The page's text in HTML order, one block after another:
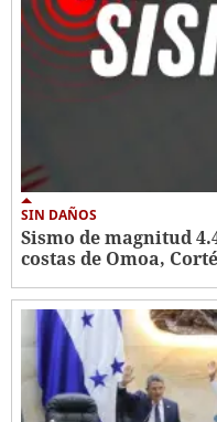
SIN DAÑOS
Sismo de magnitud
costas de Omoa,